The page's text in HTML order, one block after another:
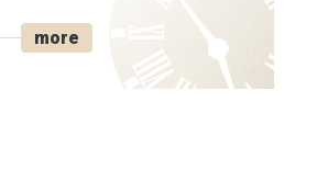
more